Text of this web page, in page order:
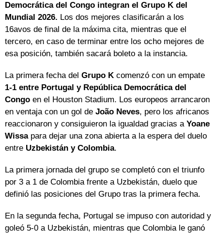
Democrática del Congo integran el Grupo K del
Mundial 2026. Los dos mejores clasificarán a los
16avos de final de la máxima cita, mientras que el
tercero, en caso de terminar entre los ocho mejores de
esa posición, también sacará boleto a la instancia.
La primera fecha del Grupo K comenzó con un empate
1-1 entre Portugal y República Democrática del
Congo en el Houston Stadium. Los europeos arrancaron
en ventaja con un gol de João Neves, pero los africanos
reaccionaron y consiguieron la igualdad gracias a Yoane
Wissapara dejar una zona abierta a la espera del duelo
entre Uzbekistán y Colombia.
La primera jornada del grupo se completó con el triunfo
por 3 a 1 de Colombia frente a Uzbekistán, duelo que
definió las posiciones del Grupo tras la primera fecha.
En la segunda fecha, Portugal se impuso con autoridad y
goleó 5-0 a Uzbekistán, mientras que Colombia le ganó